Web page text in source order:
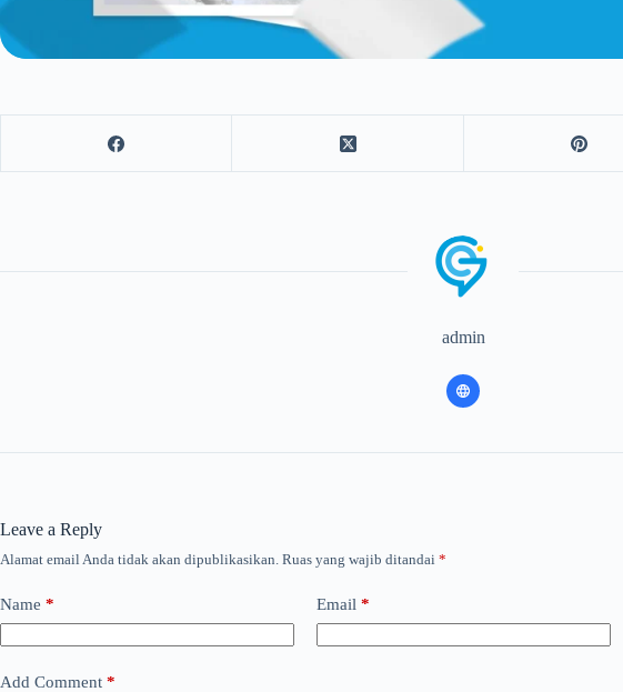
admin
Leave a Reply
Alamat email Anda tidak akan dipublikasikan. Ruas yang wajib ditandai *
Name * Email *
Add Comment *